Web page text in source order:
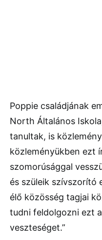
Poppie családjának
North Általános
tanultak, is
közleményükben ezt
szomorúsággal
és szüleik szívszorító
élő közösség tagjai
tudni feldolgozni ezt
veszteséget.”